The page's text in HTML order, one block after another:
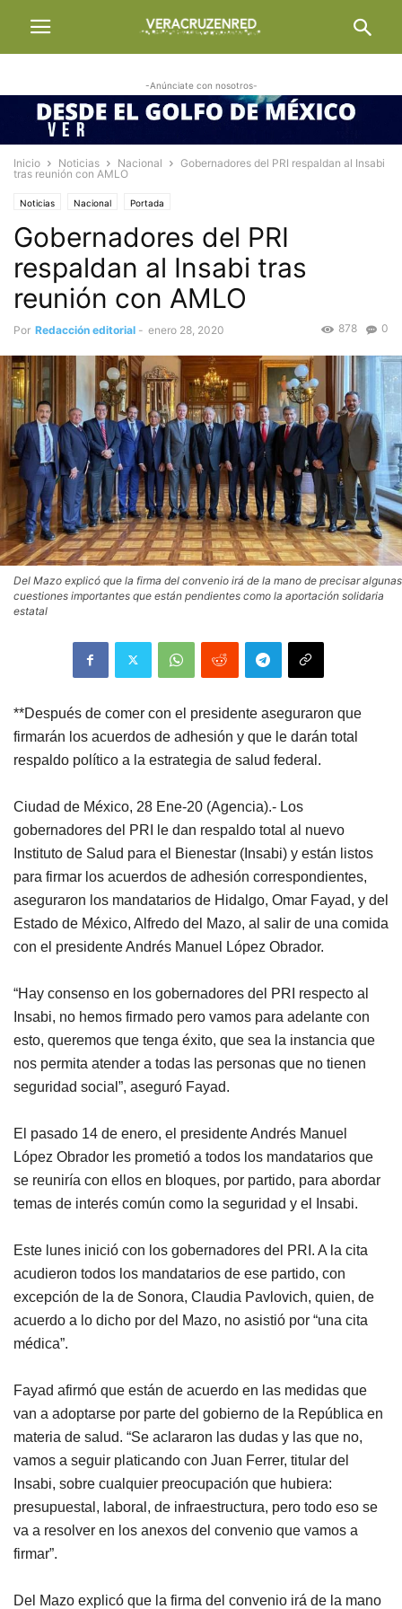
-Anúnciate con nosotros-
Inicio Noticias Nacional
Gobernadores del PRI respaldan al Insabi
tras reunión con AMLO
Noticias Nacional Portada
Gobernadores del PRI
respaldan al Insabi tras
reunión con AMLO
Por Redacción editorial - enero 28, 2020 0
878
Del Mazo explicó que la firma del convenio irá de la mano de precisar algunas
cuestiones importantes que están pendientes como la aportación solidaria
estatal
**Después de comer con el presidente aseguraron que
firmarán los acuerdos de adhesión y que le darán total
respaldo político a la estrategia de salud federal.
Ciudad de México, 28 Ene-20 (Agencia).- Los
gobernadores del PRI le dan respaldo total al nuevo
Instituto de Salud para el Bienestar (Insabi) y están listos
para firmar los acuerdos de adhesión correspondientes,
aseguraron los mandatarios de Hidalgo, Omar Fayad, y del
Estado de México, Alfredo del Mazo, al salir de una comida
con el presidente Andrés Manuel López Obrador.
“Hay consenso en los gobernadores del PRI respecto al
Insabi, no hemos firmado pero vamos para adelante con
esto, queremos que tenga éxito, que sea la instancia que
nos permita atender a todas las personas que no tienen
seguridad social”, aseguró Fayad.
El pasado 14 de enero, el presidente Andrés Manuel
López Obrador les prometió a todos los mandatarios que
se reuniría con ellos en bloques, por partido, para abordar
temas de interés común como la seguridad y el Insabi.
Este lunes inició con los gobernadores del PRI. A la cita
acudieron todos los mandatarios de ese partido, con
excepción de la de Sonora, Claudia Pavlovich, quien, de
acuerdo a lo dicho por del Mazo, no asistió por “una cita
médica”.
Fayad afirmó que están de acuerdo en las medidas que
van a adoptarse por parte del gobierno de la República en
materia de salud. “Se aclararon las dudas y las que no,
vamos a seguir platicando con Juan Ferrer, titular del
Insabi, sobre cualquier preocupación que hubiera:
presupuestal, laboral, de infraestructura, pero todo eso se
va a resolver en los anexos del convenio que vamos a
firmar”.
Del Mazo explicó que la firma del convenio irá de la mano